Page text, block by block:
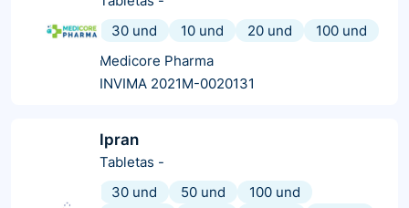
30 und
10 und 20 und
100 und
Medicore Pharma
INVIMA 2021M-0020131
Ipran
Tabletas -
30 und
50 und
100 und